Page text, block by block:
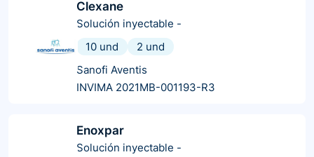
Clexane
Solución inyectable -
10 und
2 und
Sanofi Aventis
INVIMA 2021MB-001193-R3
Enoxpar
Solución inyectable -